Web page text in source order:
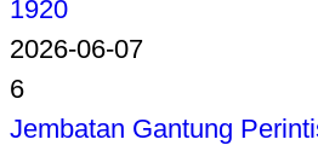
1920
2026-06-07
6
Jembatan Gantung